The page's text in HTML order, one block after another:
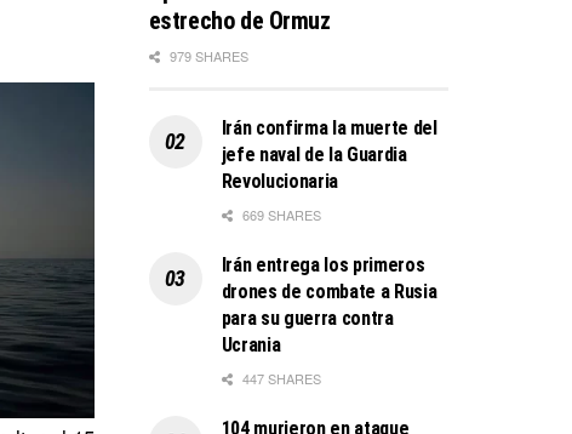
estrecho de Ormuz
979 SHARES
Irán confirma la muerte del
jefe naval de la Guardia
Revolucionaria
669 SHARES
Irán entrega los primeros
drones de combate a Rusia
para su guerra contra
Ucrania
447 SHARES
104 murieron en ataque